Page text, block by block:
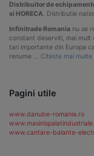
Distribuitor de
si HORECA. Distributie
Infinitrade Romania nu se
constant deserviti, mai mult
tari importante din Europa
renume … Citeste mai multe
Pagini utile
www.danube-romania.ro
www.cantare-balante-